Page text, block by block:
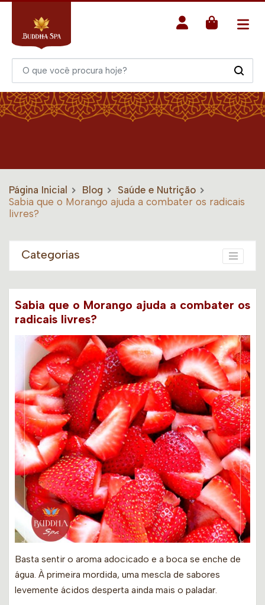
Página Inicial Blog
Saúde e Nutrição
Sabia que o Morango ajuda a combater os radicais
livres?
Categorias
Sabia que o Morango ajuda a combater os
radicais livres?
Basta sentir o aroma adocicado e a boca se enche de
água. À primeira mordida, uma mescla de sabores
levemente ácidos desperta ainda mais o paladar.